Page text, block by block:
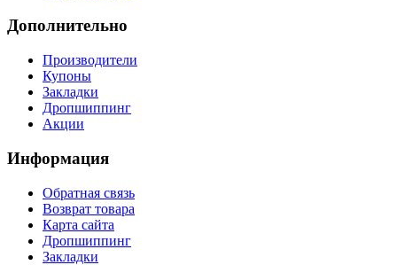
Дополнительно
Производители
Купоны
Закладки
Дропшиппинг
Акции
Информация
Обратная связь
Возврат товара
Карта сайта
Дропшиппинг
Закладки